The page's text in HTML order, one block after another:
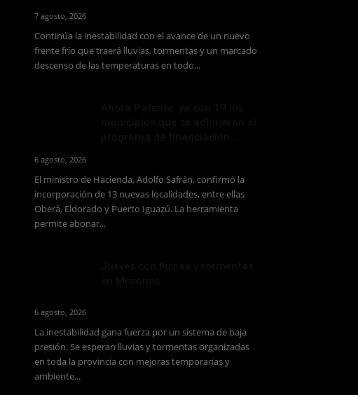
7 agosto, 2026
Continúa la inestabilidad con el avance de un nuevo
frente frío que traerá lluvias, tormentas y un marcado
descenso de las temperaturas en todo...
6 agosto, 2026
El ministro de Hacienda, Adolfo Safrán, confirmó la
incorporación de 13 nuevas localidades, entre ellas
Oberá, Eldorado y Puerto Iguazú. La herramienta
permite abonar...
6 agosto, 2026
La inestabilidad gana fuerza por un sistema de baja
presión. Se esperan lluvias y tormentas organizadas
en toda la provincia con mejoras temporarias y
ambiente...